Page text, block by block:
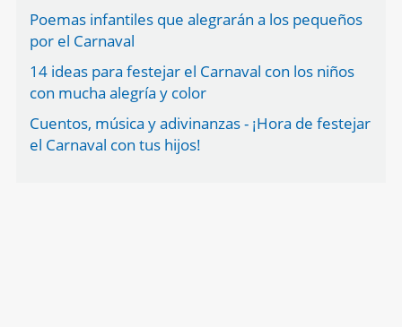
Poemas infantiles que alegrarán a los pequeños
por el Carnaval
14 ideas para festejar el Carnaval con los niños
con mucha alegría y color
Cuentos, música y adivinanzas - ¡Hora de festejar
el Carnaval con tus hijos!